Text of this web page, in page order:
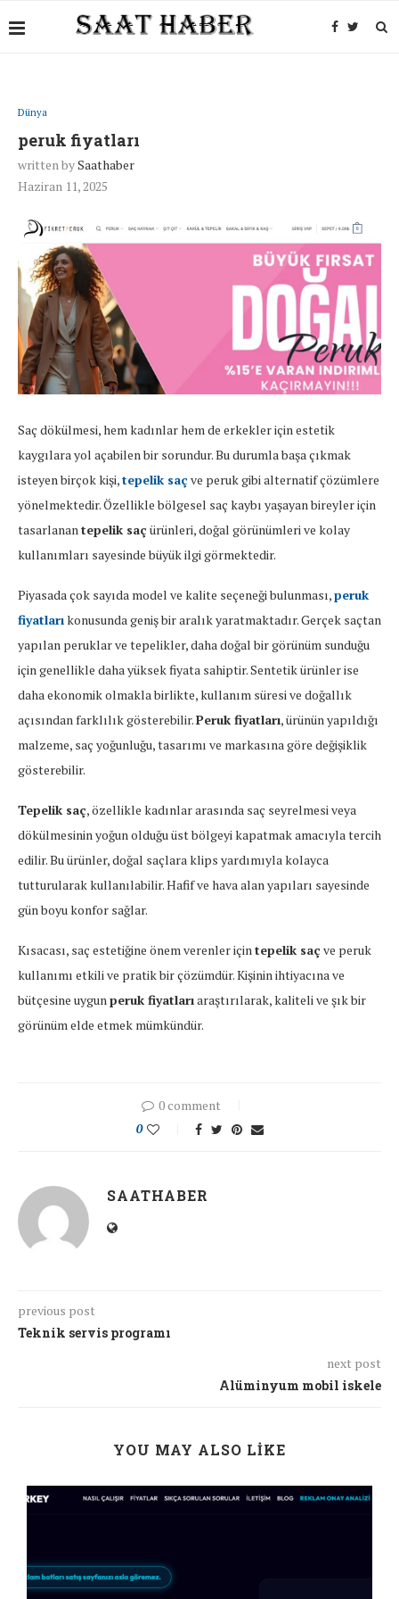
Dünya
peruk fiyatları
written bySaathaber
Haziran 11, 2025
Saç dökülmesi, hem kadınlar hem de erkekler için estetik
kaygılara yol açabilen bir sorundur. Bu durumla başa çıkmak
isteyen birçok kişi,tepelik saç ve peruk gibi alternatif çözümlere
yönelmektedir. Özellikle bölgesel saç kaybı yaşayan bireyler için
tasarlanantepelik saç ürünleri, doğal görünümleri ve kolay
kullanımları sayesinde büyük ilgi görmektedir.
Piyasada çok sayıda model ve kalite seçeneği bulunması,peruk
fiyatlarıkonusunda geniş bir aralık yaratmaktadır. Gerçek saçtan
yapılan peruklar ve tepelikler, daha doğal bir görünüm sunduğu
için genellikle daha yüksek fiyata sahiptir. Sentetik ürünler ise
daha ekonomik olmakla birlikte, kullanım süresi ve doğallık
açısından farklılık gösterebilir.Peruk fiyatları, ürünün yapıldığı
malzeme, saç yoğunluğu, tasarımı ve markasına göre değişiklik
gösterebilir.
Tepelik saç, özellikle kadınlar arasında saç seyrelmesi veya
dökülmesinin yoğun olduğu üst bölgeyi kapatmak amacıyla tercih
edilir. Bu ürünler, doğal saçlara klips yardımıyla kolayca
tutturularak kullanılabilir. Hafif ve hava alan yapıları sayesinde
gün boyu konfor sağlar.
Kısacası, saç estetiğine önem verenler içintepelik saç ve peruk
kullanımı etkili ve pratik bir çözümdür. Kişinin ihtiyacına ve
bütçesine uygunperuk fiyatlarıaraştırılarak, kaliteli ve şık bir
görünüm elde etmek mümkündür.
0 comment
0
SAATHABER
previous post
Teknik servis programı
next post
Alüminyum mobil iskele
YOU MAY ALSO LIKE